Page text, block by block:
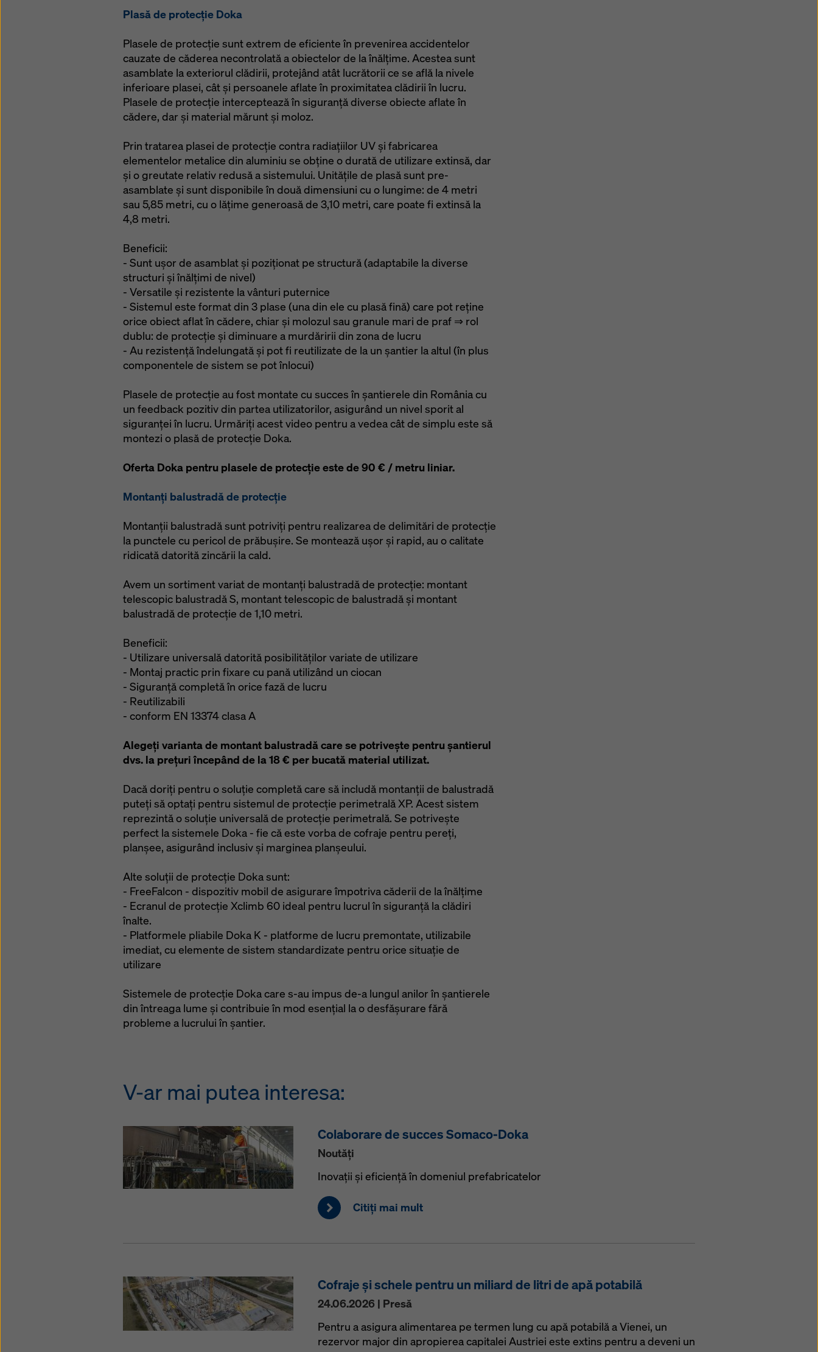
Plasă de protecție Doka
Plasele de protecție sunt extrem de eficiente în prevenirea accidentelor
cauzate de căderea necontrolată a obiectelor de la înălțime. Acestea sunt
asamblate la exteriorul clădirii, protejând atât lucrătorii ce se află la nivele
inferioare plasei, cât și persoanele aflate în proximitatea clădirii în lucru.
Plasele de protecție interceptează în siguranță diverse obiecte aflate în
cădere, dar și material mărunt și moloz.
Prin tratarea plasei de protecție contra radiațiilor UV și fabricarea
elementelor metalice din aluminiu se obține o durată de utilizare extinsă, dar
și o greutate relativ redusă a sistemului. Unitățile de plasă sunt pre-
asamblate și sunt disponibile în două dimensiuni cu o lungime: de 4 metri
sau 5,85 metri, cu o lățime generoasă de 3,10 metri, care poate fi extinsă la
4,8 metri.
Beneficii:
- Sunt ușor de asamblat și poziționat pe structură (adaptabile la diverse
structuri și înălțimi de nivel)
- Versatile și rezistente la vânturi puternice
- Sistemul este format din 3 plase (una din ele cu plasă fină) care pot reține
orice obiect aflat în cădere, chiar și molozul sau granule mari de praf ⇒ rol
dublu: de protecție și diminuare a murdăririi din zona de lucru
- Au rezistență îndelungată și pot fi reutilizate de la un șantier la altul (în plus
componentele de sistem se pot înlocui)
Plasele de protecție au fost montate cu succes în șantierele din România cu
un feedback pozitiv din partea utilizatorilor, asigurând un nivel sporit al
siguranței în lucru. Urmăriți acest video pentru a vedea cât de simplu este să
montezi o plasă de protecție Doka.
Oferta Doka pentru plasele de protecție este de 90 € / metru liniar.
Montanţi balustradă de protecţie
Montanții balustradă sunt potriviți pentru realizarea de delimitări de protecţie
la punctele cu pericol de prăbușire. Se montează ușor și rapid, au o calitate
ridicată datorită zincării la cald.
Avem un sortiment variat de montanți balustradă de protecţie: montant
telescopic balustradă S, montant telescopic de balustradă și montant
balustradă de protecţie de 1,10 metri.
Beneficii:
- Utilizare universală datorită posibilităților variate de utilizare
- Montaj practic prin fixare cu pană utilizând un ciocan
- Siguranță completă în orice fază de lucru
- Reutilizabili
- conform EN 13374 clasa A
Alegeți varianta de montant balustradă care se potrivește pentru șantierul
dvs. la prețuri începând de la 18 € per bucată material utilizat.
Dacă doriți pentru o soluție completă care să includă montanții de balustradă
puteți să optați pentru sistemul de protecție perimetrală XP. Acest sistem
reprezintă o soluţie universală de protecție perimetrală. Se potriveşte
perfect la sistemele Doka - fie că este vorba de cofraje pentru pereţi,
planşee, asigurând inclusiv și marginea planşeului.
Alte soluții de protecție Doka sunt:
- FreeFalcon - dispozitiv mobil de asigurare împotriva căderii de la înălțime
- Ecranul de protecţie Xclimb 60 ideal pentru lucrul în siguranță la clădiri
înalte.
- Platformele pliabile Doka K - platforme de lucru premontate, utilizabile
imediat, cu elemente de sistem standardizate pentru orice situație de
utilizare
Sistemele de protecție Doka care s-au impus de-a lungul anilor în șantierele
din întreaga lume și contribuie în mod esențial la o desfășurare fără
probleme a lucrului în șantier.
V-ar mai putea interesa:
Colaborare de succes Somaco-Doka
Noutăţi
Inovații și eficiență în domeniul prefabricatelor
Citiţi mai mult
Cofraje și schele pentru un miliard de litri de apă potabilă
24.06.2026 | Presă
Pentru a asigura alimentarea pe termen lung cu apă potabilă a Vienei, un
rezervor major din apropierea capitalei Austriei este extins pentru a deveni un